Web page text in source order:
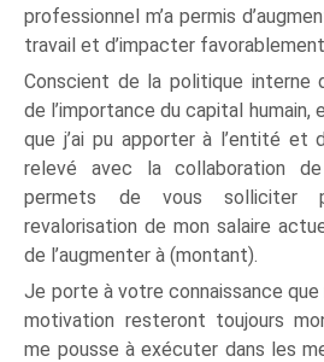
professionnel m’a permis
travail et d’impacter
Conscient de la politique interne
de l’importance du capital
que j’ai pu apporter à l’entité et
relevé avec la collaboration
permets de vous solliciter
revalorisation de mon salaire
de l’augmenter à (montant).
Je porte à votre connaissance
motivation resteront toujours
me pousse à exécuter dans les